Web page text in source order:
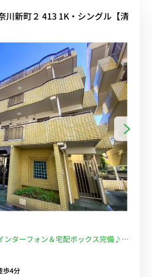
川新町２ 413 1K・シングル【清
ンターフォン＆宅配ボックス完備♪人
圏内■選べるWi-Fi格安レンタル中！
4分